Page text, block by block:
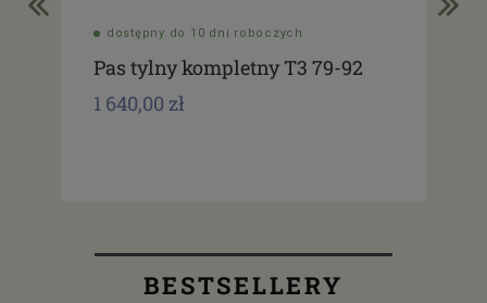
dostępny do 10 dni roboczych
Pas tylny kompletny T3 79-92
1 640,00 zł
BESTSELLERY